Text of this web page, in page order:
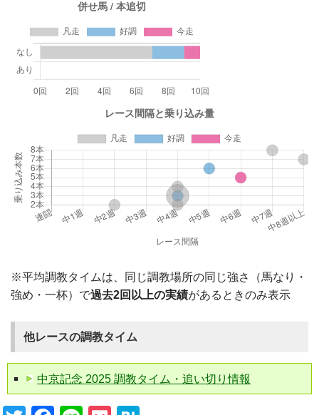
※平均調教タイムは、同じ調教場所の同じ強さ（馬なり・
強め・一杯）で過去2回以上の実績があるときのみ表示
他レースの調教タイム
中京記念 2025 調教タイム・追い切り情報